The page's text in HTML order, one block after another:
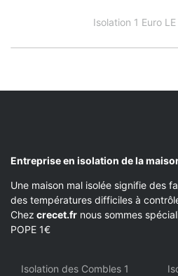
Isolation 1 Euro LE
Entreprise en isolation de la
Une maison mal isolée signifie des
des températures difficiles à
Chez crecet.fr nous sommes
POPE 1€
Isolation des Combles 1